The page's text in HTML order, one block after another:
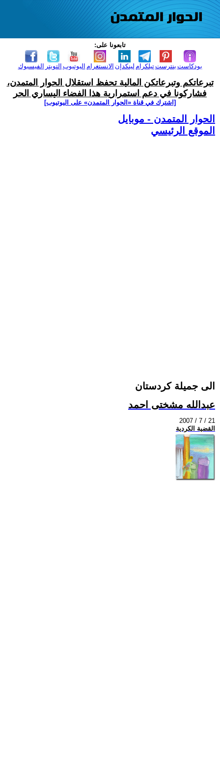
تابعونا على:
الفيسبوك التويتر اليوتيوب الانستغرام لينكدإن تيلكرامبنترست بودكاست
تبرعاتكم وتبرعاتكن المالية تحفظ استقلال الحوار المتمدن،
فشاركونا في دعم استمرارية هذا الفضاء اليساري الحر
[اشترك في قناة ‫«الحوار المتمدن» على اليوتيوب]
الحوار المتمدن - موبايل
الموقع الرئيسي
الى جميلة كردستان
عبدالله مشختى احمد
2007 / 7 / 21
القضية الكردية